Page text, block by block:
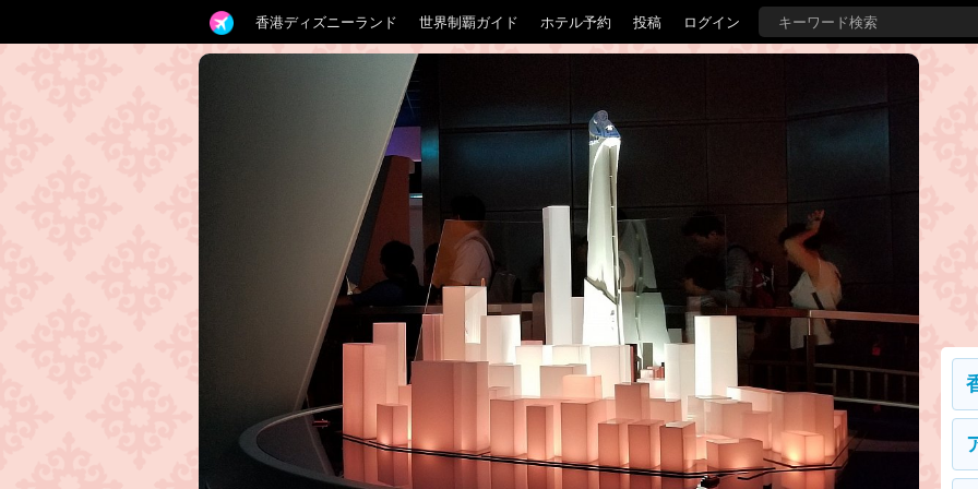
香港ディズニーランド 世界制覇ガイド ホテル予約 投稿 ログイン